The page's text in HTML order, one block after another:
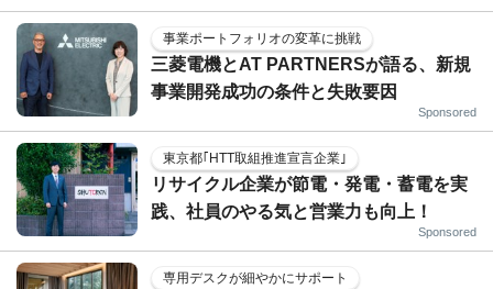
事業ポートフォリオの変革に挑戦
三菱電機とAT PARTNERSが語る、新規
事業開発成功の条件と失敗要因
Sponsored
東京都｢HTT取組推進宣言企業｣
リサイクル企業が節電・発電・蓄電を実
践、社員のやる気と営業力も向上！
Sponsored
専用デスクが細やかにサポート